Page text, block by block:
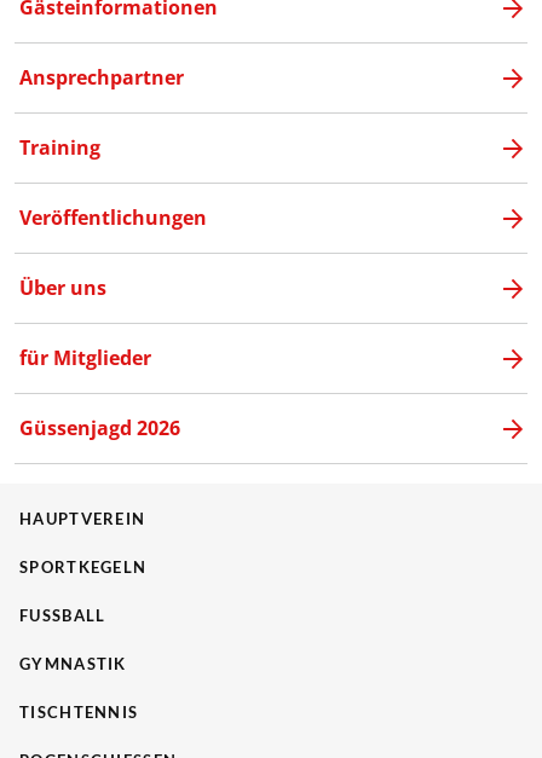
Gästeinformationen
Ansprechpartner
Training
Veröffentlichungen
Über uns
für Mitglieder
Güssenjagd 2026
HAUPTVEREIN
SPORTKEGELN
FUSSBALL
GYMNASTIK
TISCHTENNIS